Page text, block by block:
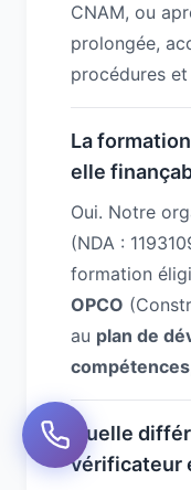
CNAM, ou
prolongée,
procédures
La
elle
Oui. Notre
(NDA :
formation
OPCO
au plan de
compétences
Quelle
vérificateur